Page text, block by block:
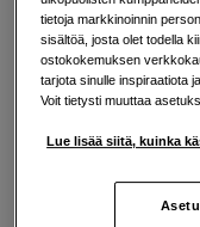
Ilmainen
tietoja markkinoinnin
sisältöä, josta olet todella
ostokokemuksen
tarjota sinulle inspiraatiota
Voit tietysti muuttaa
Lue lisää siitä, kuinka